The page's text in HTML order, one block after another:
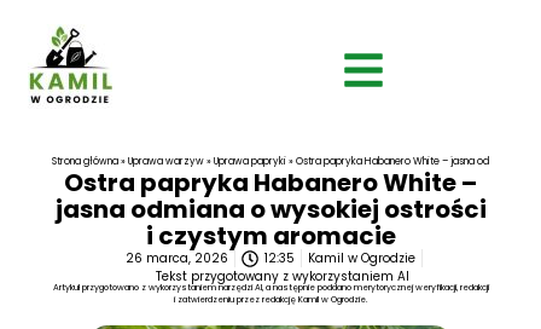
Strona główna»Uprawa warzyw»Uprawa papryki»Ostra papryka Habanero White – jasna odmiana o
Ostra papryka Habanero White –
jasna odmiana o wysokiej ostrości
i czystym aromacie
26 marca, 2026 12:35
Kamil w Ogrodzie
Tekst przygotowany z wykorzystaniem AI
Artykuł przygotowano z wykorzystaniem narzędzi AI, a następnie poddano merytorycznej weryfikacji, redakcji
i zatwierdzeniu przez redakcję Kamil w Ogrodzie.